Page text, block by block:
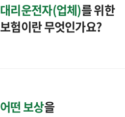
대리운전자(업체)를 위한
보험이란 무엇인가요?
어떤 보상을